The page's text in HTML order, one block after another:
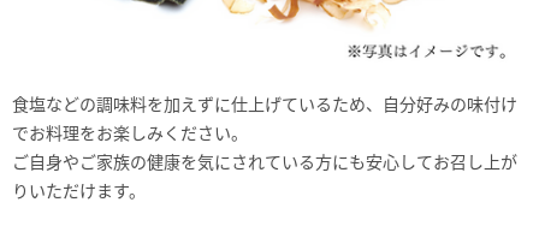
食塩などの調味料を加えずに仕上げているため、自分好みの味付け
でお料理をお楽しみください。
ご自身やご家族の健康を気にされている方にも安心してお召し上が
りいただけます。